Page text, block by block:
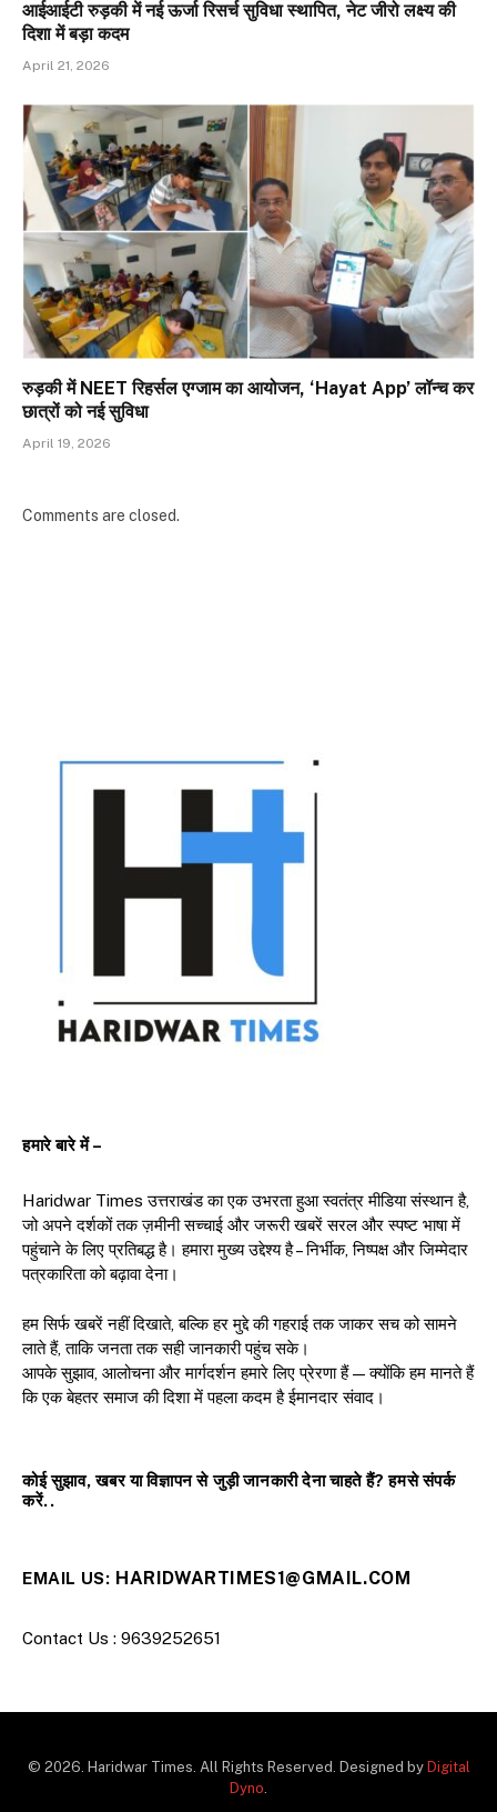
आईआईटी रुड़की में नई ऊर्जा रिसर्च सुविधा स्थापित, नेट जीरो लक्ष्य की
दिशा में बड़ा कदम
April 21, 2026
रुड़की में NEET रिहर्सल एग्जाम का आयोजन, ‘Hayat App’ लॉन्च कर
छात्रों को नई सुविधा
April 19, 2026
Comments are closed.
हमारे बारे में –
Haridwar Times उत्तराखंड का एक उभरता हुआ स्वतंत्र मीडिया संस्थान है,
जो अपने दर्शकों तक ज़मीनी सच्चाई और जरूरी खबरें सरल और स्पष्ट भाषा में
पहुंचाने के लिए प्रतिबद्ध है। हमारा मुख्य उद्देश्य है – निर्भीक, निष्पक्ष और जिम्मेदार
पत्रकारिता को बढ़ावा देना।
हम सिर्फ खबरें नहीं दिखाते, बल्कि हर मुद्दे की गहराई तक जाकर सच को सामने
लाते हैं, ताकि जनता तक सही जानकारी पहुंच सके।
आपके सुझाव, आलोचना और मार्गदर्शन हमारे लिए प्रेरणा हैं — क्योंकि हम मानते हैं
कि एक बेहतर समाज की दिशा में पहला कदम है ईमानदार संवाद।
कोई सुझाव, खबर या विज्ञापन से जुड़ी जानकारी देना चाहते हैं? हमसे संपर्क
करें..
EMAIL US: HARIDWARTIMES1@GMAIL.COM
Contact Us : 9639252651
© 2026. Haridwar Times. All Rights Reserved. Designed by Digital
Dyno